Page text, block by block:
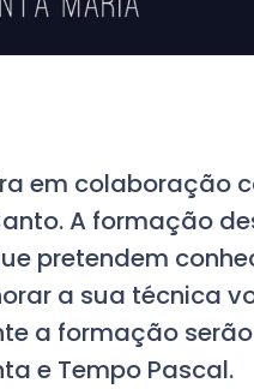
em colaboração
A formação
pretendem
a sua técnica
a formação
e Tempo Pascal.